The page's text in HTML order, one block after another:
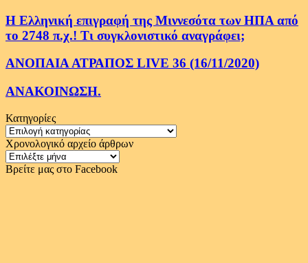
Η Ελληνική επιγραφή της Μιννεσότα των ΗΠΑ από
το 2748 π.χ.! Τι συγκλονιστικό αναγράφει;
ΑΝΟΠΑΙΑ ΑΤΡΑΠΟΣ LIVE 36 (16/11/2020)
ΑΝΑΚΟΙΝΩΣΗ.
Κατηγορίες
Κατηγορίες
Χρονολογικό αρχείο άρθρων
Χρονολογικό
αρχείο
Βρείτε μας στο Facebook